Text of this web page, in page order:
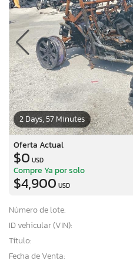
2 Days, 57 Minutes
Oferta Actual
$0 USD
Compre Ya por solo
$4,900 USD
Número de lote:
ID vehicular (VIN):
Título:
Fecha de Venta: